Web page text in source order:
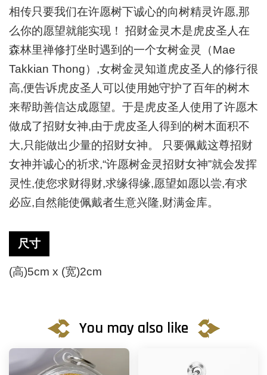
相传只要我们在许愿树下诚心的向树精灵许愿,那
么你的愿望就能实现！ 招财金灵木是虎皮圣人在
森林里禅修打坐时遇到的一个女树金灵（Mae
Takkian Thong）,女树金灵知道虎皮圣人的修行很
高,便告诉虎皮圣人可以使用她守护了百年的树木
来帮助善信达成愿望。于是虎皮圣人使用了许愿木
做成了招财女神,由于虎皮圣人得到的树木面积不
大,只能做出少量的招财女神。 只要佩戴这尊招财
女神并诚心的祈求,“许愿树金灵招财女神”就会发挥
灵性,使您求财得财,求缘得缘,愿望如愿以尝,有求
必应,自然能使佩戴者生意兴隆,财满金库。
尺寸
(高)5cm x (宽)2cm
You may also like